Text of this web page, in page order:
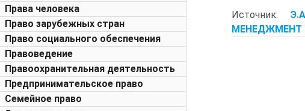
Права человека
Право зарубежных стран
Право социального обеспечения
Правоведение
Правоохранительная деятельность
Предпринимательское право
Семейное право
Источник:
МЕНЕДЖМЕНТ